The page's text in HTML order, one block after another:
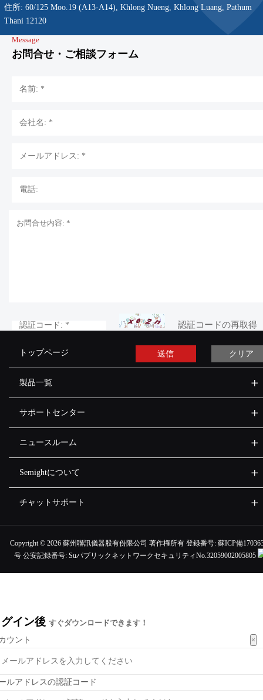
住所: 60/125 Moo.19 (A13-A14), Khlong Nueng, Khlong Luang, Pathum
Thani 12120
Message
お問合せ・ご相談フォーム
認証コードの再取得
送信 クリア
トップページ
製品一覧
サポートセンター
ニュースルーム
Semightについて
チャットサポート
Copyright © 2026 蘇州聯訊儀器股有份限公司 著作権所有 登録番号: 蘇ICP備
号 公安記録番号:SuパブリックネットワークセキュリティNo.32059002005805
×
イン後すぐダウンロードできます！
ウント
ルアドレスの認証コード